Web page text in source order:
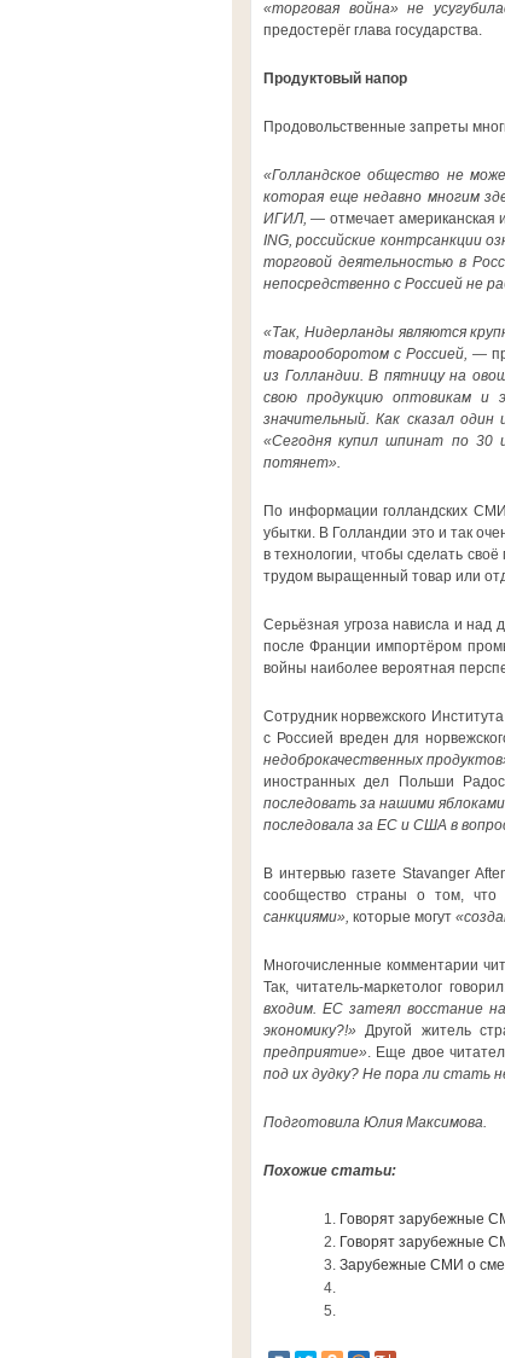
«торговая война» не
предостерёг глава государства.
Продуктовый напор
Продовольственные запреты
«Голландское общество не
которая еще недавно многим
ИГИЛ, — отмечает
ING, российские контрсанкции
торговой деятельностью в
непосредственно с Россией не
«Так, Нидерланды являются
товарооборотом с Россией, —
из Голландии. В пятницу на
свою продукцию оптовикам и
значительный. Как сказал
«Сегодня купил шпинат по 30
потянет».
По информации голландских
убытки. В Голландии это и так
в технологии, чтобы сделать
трудом выращенный товар или
Серьёзная угроза нависла и над
после Франции импортёром
войны наиболее вероятная
Сотрудник норвежского
с Россией вреден для
недоброкачественных
иностранных дел Польши
последовать за нашими
последовала за ЕС и США в
В интервью газете Stavanger
сообщество страны о том, что
санкциями», которые могут
Многочисленные комментарии
Так, читатель-маркетолог
входим. ЕС затеял восстание
экономику?!» Другой житель
предприятие». Еще двое
под их дудку? Не пора ли стать
Подготовила Юлия Максимова.
Похожие статьи:
Говорят зарубежные
Говорят зарубежные
Зарубежные СМИ о